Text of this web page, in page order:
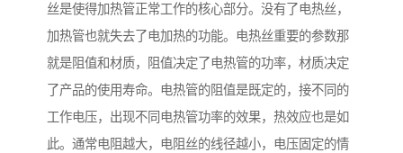
丝是使得加热管正常工作的核心部分。没有了电热丝，
加热管也就失去了电加热的功能。电热丝重要的参数那
就是阻值和材质，阻值决定了电热管的功率，材质决定
了产品的使用寿命。电热管的阻值是既定的，接不同的
工作电压，出现不同电热管功率的效果，热效应也是如
此。通常电阻越大，电阻丝的线径越小，电压固定的情